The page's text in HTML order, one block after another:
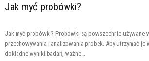
Jak myć probówki?
Jak myć probówki? Probówki są powszechnie używane
przechowywania i analizowania próbek. Aby utrzymać je
dokładne wyniki badań, ważne...